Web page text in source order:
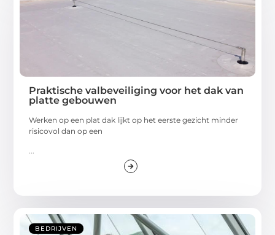
Praktische valbeveiliging voor het dak van
platte gebouwen
Werken op een plat dak lijkt op het eerste gezicht minder
risicovol dan op een
...
BEDRIJVEN